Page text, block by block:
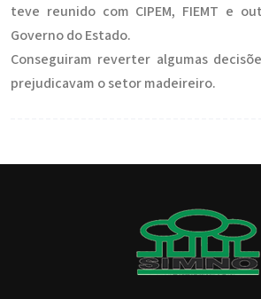
teve reunido com CIPEM, FIEMT e
Governo do Estado.
Conseguiram reverter algumas
prejudicavam o setor madeireiro.